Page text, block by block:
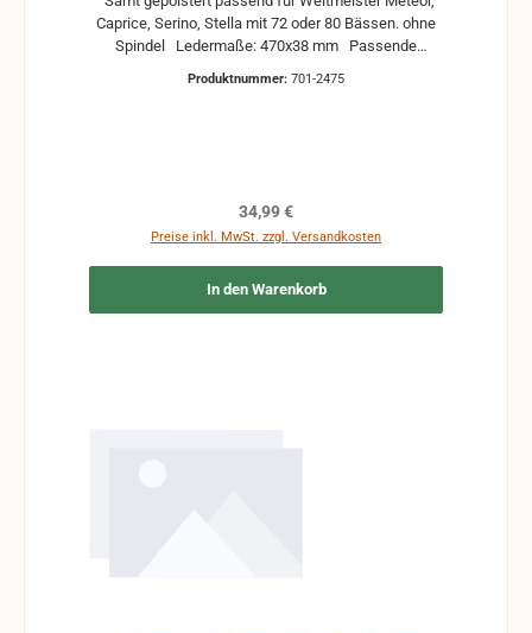
Caprice, Serino, Stella mit 72 oder 80 Bässen. ohne
Spindel Ledermaße: 470x38 mm Passende
Produktnummer: 701-2475
Regulärer Preis:
34,99 €
Preise inkl. MwSt. zzgl. Versandkosten
In den Warenkorb